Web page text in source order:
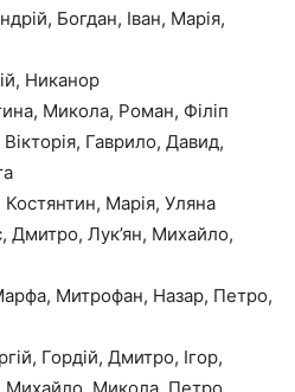
Богдан, Іван, Марія,
Никанор
Микола, Роман, Філіп
Гаврило, Давид,
Марія, Уляна
Дмитро, Лук’ян, Михайло,
Митрофан, Назар, Петро,
Гордій, Дмитро, Ігор,